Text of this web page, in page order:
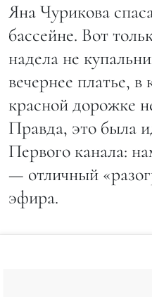
Яна Чурикова
бассейне. Вот
надела не
вечернее платье,
красной дорожке
Правда, это была
Первого канала:
— отличный
эфира.